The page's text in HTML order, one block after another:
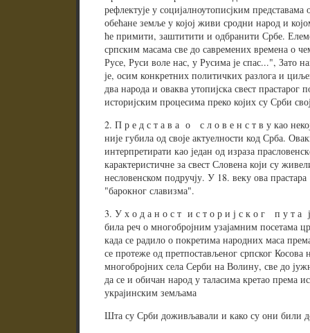
рефлектује у социјалноутописјким
обећане земље у којој живи сродни народ и
ће примити, заштитити и одбранити Србе.
српским масама све до савремених времена о
Русе, Руси воле нас, у Русима је спас...", Зато
је, осим конкретних политичких разлога и
два народа и оваква утопијска свест прастарог
историјским процесима преко којих су Срби
2. П р е д с т а в а о с л о в е н с т в у као некој
није губила од своје актуелности код Срба.
интерпретирати као један од израза
карактеристичне за свест Словена који су
несловенском подручју. У 18. веку ова
"барокног славизма".
3. У х о д а н о с т и с т о р и ј с к о г п у т а
била реч о многобројним узајамним посетама
када се радило о покретима народних маса
се протеже од претпостављеног српског Косова
многобројних села Серби на Волину, све до
да се и обичан народ у таласима кретао према
украјинским земљама
Шта су Срби доживљавали и како су они били